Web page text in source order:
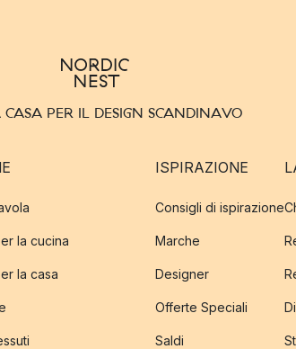
PER IL DESIGN SCANDINAVO
la cucina
la casa
ISPIRAZIONE
Consigli di ispirazione
Marche
Designer
Offerte Speciali
Saldi